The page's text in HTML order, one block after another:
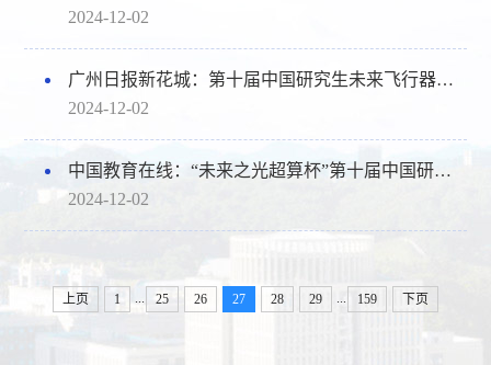
2024-12-02
广州日报新花城：第十届中国研究生未来飞行器创新大赛全国总决赛在深圳开幕
2024-12-02
中国教育在线：“未来之光超算杯”第十届中国研究生未来飞行器创新大赛全国总决赛在深北莫开赛
2024-12-02
上页 1 ... 25 26 27 28 29 ... 159 下页